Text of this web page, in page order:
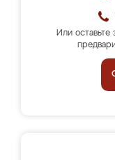
Или оставьте